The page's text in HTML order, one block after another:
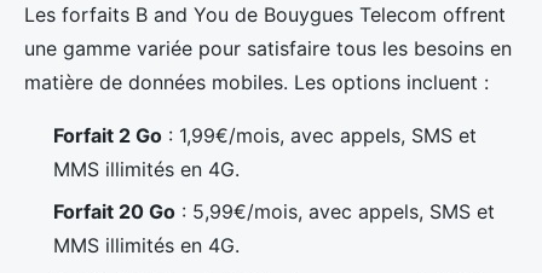
Les forfaits B and You de Bouygues Telecom offrent
une gamme variée pour satisfaire tous les besoins en
matière de données mobiles. Les options incluent :
Forfait 2 Go : 1,99€/mois, avec appels, SMS et
MMS illimités en 4G.
Forfait 20 Go : 5,99€/mois, avec appels, SMS et
MMS illimités en 4G.